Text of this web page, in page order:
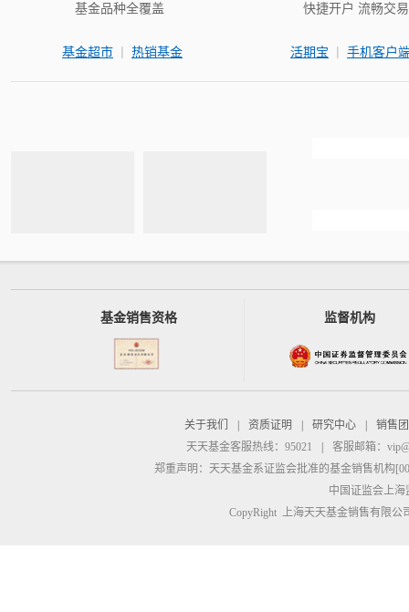
基金品种全覆盖
基金超市 | 热销基金
快捷开户 流畅交易
活期宝 | 手机客户
基金销售资格 监督机构
关于我们 资质证明 研究中心
销售
天天基金客服热线：95021
客服邮箱：
郑重声明： 天天基金系证监会批准的基金销售机构
中国证监会上
CopyRight 上海天天基金销售有限